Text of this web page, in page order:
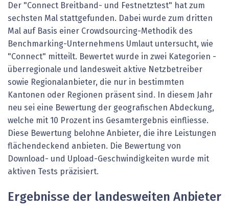
Der "Connect Breitband- und Festnetztest" hat zum
sechsten Mal stattgefunden. Dabei wurde zum dritten
Mal auf Basis einer Crowdsourcing-Methodik des
Benchmarking-Unternehmens Umlaut untersucht, wie
"Connect" mitteilt. Bewertet wurde in zwei Kategorien -
überregionale und landesweit aktive Netzbetreiber
sowie Regionalanbieter, die nur in bestimmten
Kantonen oder Regionen präsent sind. In diesem Jahr
neu sei eine Bewertung der geografischen Abdeckung,
welche mit 10 Prozent ins Gesamtergebnis einfliesse.
Diese Bewertung belohne Anbieter, die ihre Leistungen
flächendeckend anbieten. Die Bewertung von
Download- und Upload-Geschwindigkeiten wurde mit
aktiven Tests präzisiert.
Ergebnisse der landesweiten Anbieter